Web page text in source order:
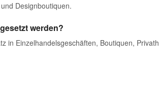
Designboutiquen.
werden?
in Einzelhandelsgeschäften, Boutiquen,